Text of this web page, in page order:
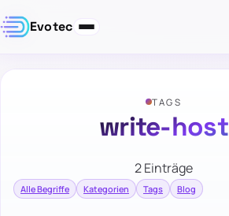
Evotec
TAGS
write-host
2 Einträge
Alle Begriffe Kategorien Tags Blog